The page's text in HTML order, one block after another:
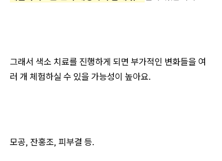
그래서 색소 치료를 진행하게 되면 부가적인 변화들을 여
러 개 체험하실 수 있을 가능성이 높아요.
모공, 잔홍조, 피부결 등.